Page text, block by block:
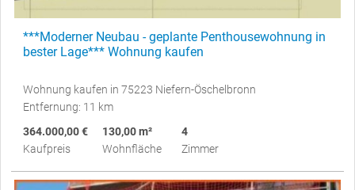
***Moderner Neubau - geplante Penthousewohnung in
bester Lage*** Wohnung kaufen
Wohnung kaufen in 75223 Niefern-Öschelbronn
Entfernung: 11 km
364.000,00 €
Kaufpreis
130,00 m²
Wohnfläche
4
Zimmer